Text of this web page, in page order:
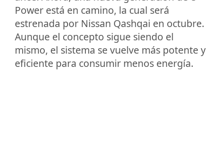
Power está en camino, la cual será
estrenada por Nissan Qashqai en octubre.
Aunque el concepto sigue siendo el
mismo, el sistema se vuelve más potente y
eficiente para consumir menos energía.